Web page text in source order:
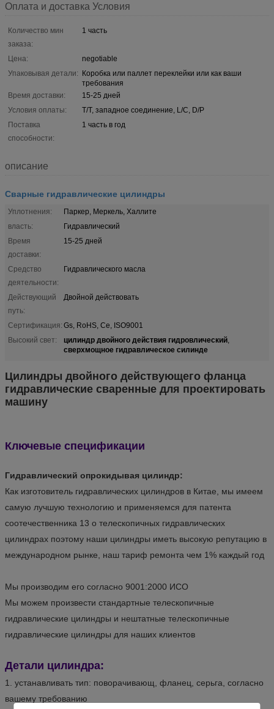
Оплата и доставка Условия
Количество мин
заказа:
1 часть
Цена:
negotiable
Упаковывая детали: Коробка или паллет переклейки или как ваши
требования
Время доставки:
15-25 дней
Условия оплаты:
T/T, западное соединение, L/C, D/P
Поставка
способности:
1 часть в год
описание
Сварные гидравлические цилиндры
Уплотнения:
Паркер, Меркель, Халлите
власть:
Гидравлический
Время
доставки:
15-25 дней
Средство
деятельности:
Гидравлического масла
Действующий
путь:
Двойной действовать
Сертификация: Gs, RoHS, Ce, ISO9001
Высокий свет:
цилиндр двойного действия гидровлический,
сверхмощное гидравлическое силинде
Цилиндры двойного действующего фланца
гидравлические сваренные для проектировать
машину
Ключевые спецификации
Гидравлический опрокидывая цилиндр:
Как изготовитель гидравлических цилиндров в Китае, мы имеем
самую лучшую технологию и применяемся для патента
соотечественника 13 о телескопичных гидравлических
цилиндрах поэтому наши цилиндры иметь высокую репутацию в
международном рынке, наш тариф ремонта чем 1% каждый год
Мы производим его согласно 9001:2000 ИСО
Мы можем произвести стандартные телескопичные
гидравлические цилиндры и нештатные телескопичные
гидравлические цилиндры для наших клиентов
Детали цилиндра:
1. устанавливать тип: поворачивающ, фланец, серьга, согласно
вашему требованию